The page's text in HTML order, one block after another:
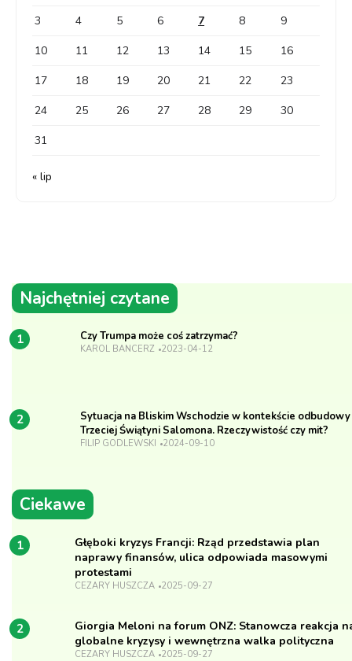
3
4 5 6 7 8
9
10
11 12 13 14 15
16
17
18 19 20 21 22
23
24
25 26 27 28 29
30
31
« lip
Najchętniej czytane
1 Czy Trumpa może coś zatrzymać?
KAROL BANCERZ 2023-04-12
2
Sytuacja na Bliskim Wschodzie w kontekście odbudowy
Trzeciej Świątyni Salomona. Rzeczywistość czy mit?
FILIP GODLEWSKI 2024-09-10
Ciekawe
1
Głęboki kryzys Francji: Rząd przedstawia plan
naprawy finansów, ulica odpowiada masowymi
protestami
CEZARY HUSZCZA 2025-09-27
2
Giorgia Meloni na forum ONZ: Stanowcza reakcja
globalne kryzysy i wewnętrzna walka polityczna
CEZARY HUSZCZA 2025-09-27